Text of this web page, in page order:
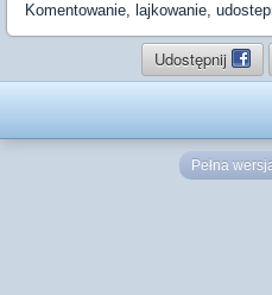
Komentowanie, lajkowanie,
Udostępnij
Pełna